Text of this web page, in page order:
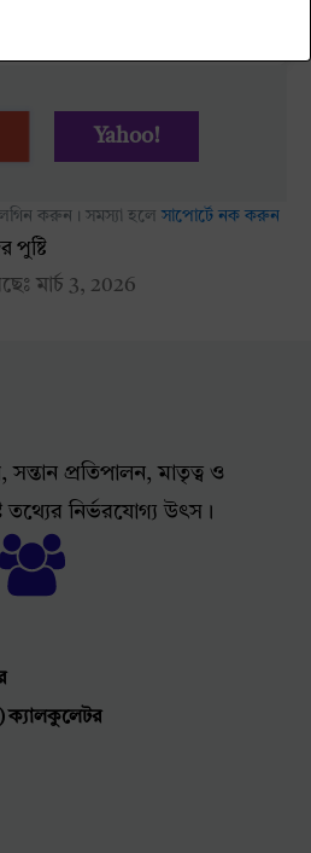
Yahoo!
করুন। সমস্যা হলে সাপোর্টে নক করুন
পুষ্টি
মার্চ 3, 2026
সন্তান প্রতিপালন, মাতৃত্ব ও
তথ্যের নির্ভরযোগ্য উৎস।
ক্যালকুলেটর